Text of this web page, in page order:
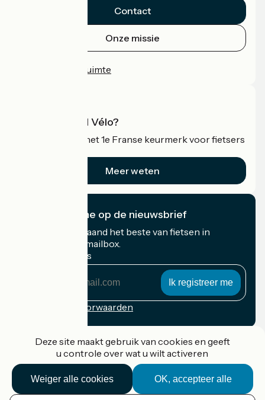
Contact
Onze missie
Professionele ruimte
Wat is Accueil Vélo?
Accueil Vélo is het 1e Franse keurmerk voor fietsers
Meer weten
Ik abonneer me op de nieuwsbrief
Ontvang elke maand het beste van fietsen in
Frankrijk in uw mailbox.
Mijn e-mailadres
Inschrijvingsvoorwaarden
Accueil Vélo Pro
Deze site maakt gebruik van cookies en geeft
u controle over wat u wilt activeren
OK, accepteer alle
Weiger alle cookies